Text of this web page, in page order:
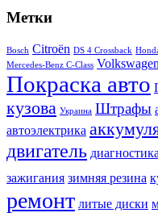
Метки
Bosch Citroën DS 4 Crossback
Mercedes-Benz C-Class Volkswagen
Покраска авто
кузова Украина Штрафы
автоэлектрика
двигатель диагностика
зажигания зимняя резина
ремонт литые диски